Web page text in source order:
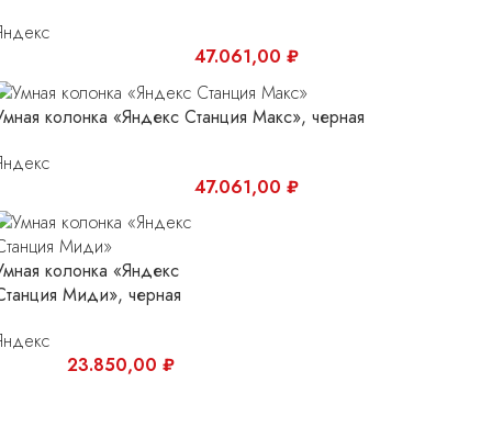
47.061,00 ₽
колонка «Яндекс Станция Макс», черная
47.061,00 ₽
колонка «Яндекс
Миди», черная
23.850,00 ₽